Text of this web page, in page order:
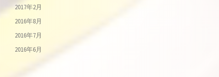
2017年2月
2016年8月
2016年7月
2016年6月